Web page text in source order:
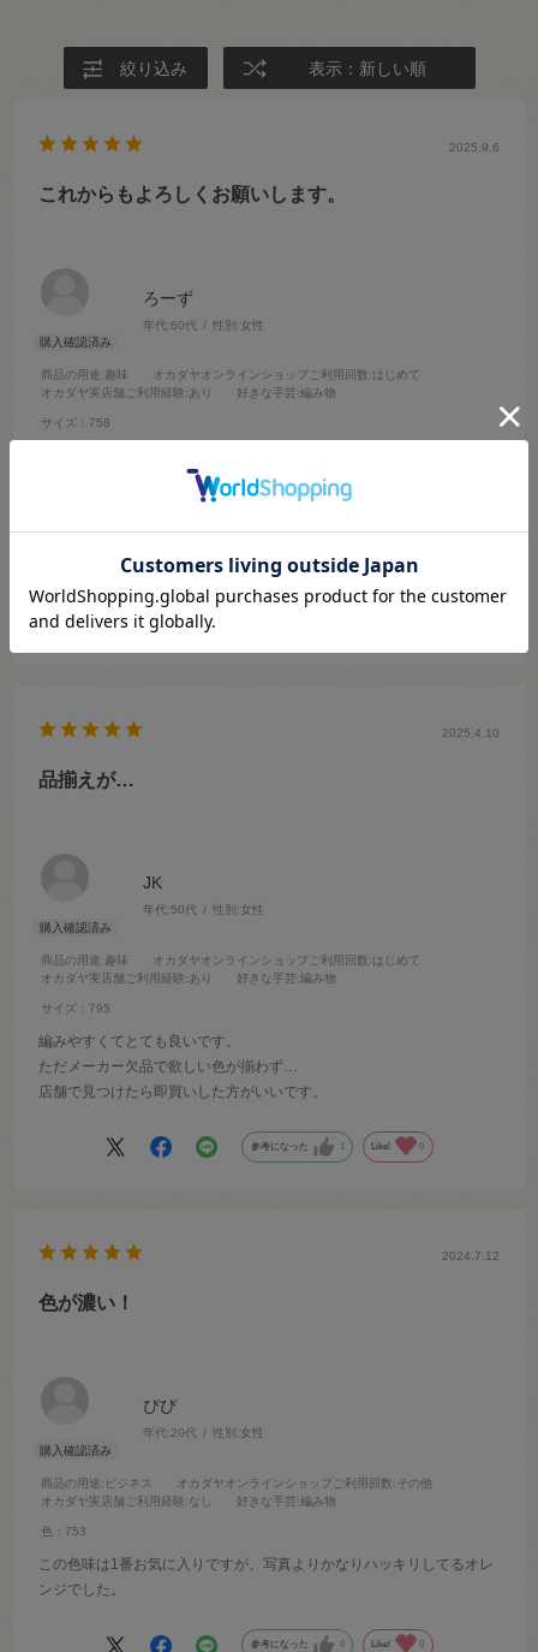
絞り込み 表示：新しい順
ろーず
年代:60代 性別:女性
商品の用途:趣味 オカダヤオンラインショップご利用回数:はじめて
オカダヤ実店舗ご利用経験:あり 好きな手芸:編み物
サイズ：758
2025.9.6
これからもよろしくお願いします。
初めてネットショップを利用しました。
メールも分かりやすく、到着の連絡も迅速でした。
受け取りに行くのが少し遅くなってしまいましたが、翌月まで取って
おいてくださるという説明があったので安心でした。
また店舗に受け取りに行くと送料がかからない事が良心的だと感じま
した。
店舗のスタッフさんは、とても丁寧で親切ですし満足しています。
JK
年代:50代 性別:女性
商品の用途:趣味 オカダヤオンラインショップご利用回数:はじめて
オカダヤ実店舗ご利用経験:あり 好きな手芸:編み物
サイズ：795
2025.4.10
品揃えが…
編みやすくてとても良いです。
ただメーカー欠品で欲しい色が揃わず…
店舗で見つけたら即買いした方がいいです。
参考になった 1 Like! 0
ぴぴ
年代:20代 性別:女性
商品の用途:ビジネス オカダヤオンラインショップご利用回数:その他
オカダヤ実店舗ご利用経験:なし 好きな手芸:編み物
色：753
2024.7.12
色が濃い！
この色味は1番お気に入りですが、写真よりかなりハッキリしてるオレ
ンジでした。
参考になった 0 Like! 0